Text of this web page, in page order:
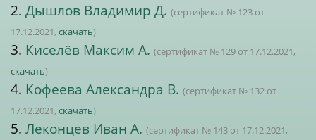
2. Дышлов Владимир Д. (сертификат № 123 от
17.12.2021, скачать)
3. Киселёв Максим А. (сертификат № 129 от 17.12.2021,
скачать)
4. Кофеева Александра В. (сертификат № 132 от
17.12.2021, скачать)
5. Леконцев Иван А. (сертификат № 143 от 17.12.2021,